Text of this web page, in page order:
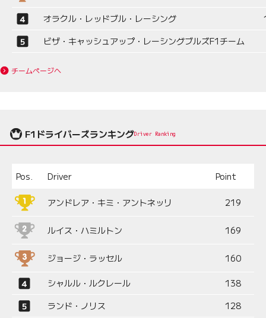
オラクル・レッドブル・レーシング
ビザ・キャッシュアップ・レーシングブルズF1チーム
チームページへ
F1ドライバーズランキングDriver Ranking
Pos. Driver Point
アンドレア・キミ・アントネッリ 219
ルイス・ハミルトン 169
ジョージ・ラッセル 160
シャルル・ルクレール
138
ランド・ノリス
128